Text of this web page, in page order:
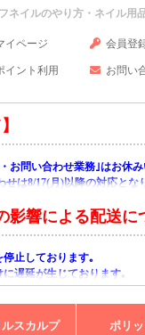
ネイルのやり方・ネイル用
イページ 会員登
イント利用 お問い
お問い合わせ業務｣はお休
せは8/17(月)以降の対応とな
影響による配送に
止しております｡
遅延が生じております｡
ご理解賜りますようお願
スカルプ ポリ